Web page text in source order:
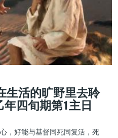
生活的旷野里去聆
四旬期第1主日
，好能与基督同死同复活，死